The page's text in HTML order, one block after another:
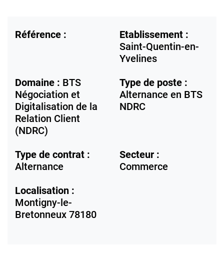
Référence :
Etablissement :
Saint-Quentin-en-
Yvelines
Domaine : BTS
Négociation et
Digitalisation de la
Relation Client
(NDRC)
Type de poste :
Alternance en BTS
NDRC
Type de contrat :
Alternance
Secteur :
Commerce
Localisation :
Montigny-le-
Bretonneux 78180